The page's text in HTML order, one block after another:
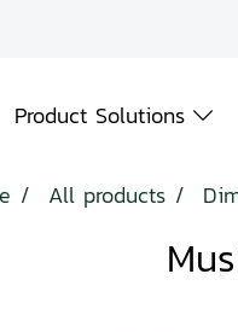
Product Solutions
All products